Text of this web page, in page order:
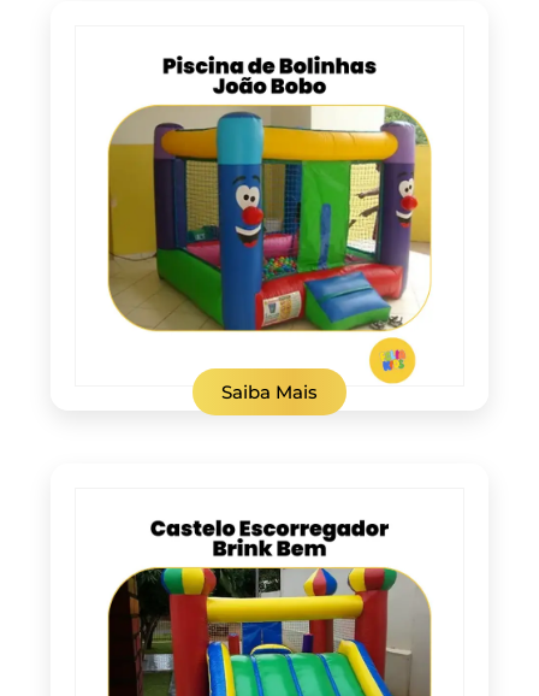
Saiba Mais